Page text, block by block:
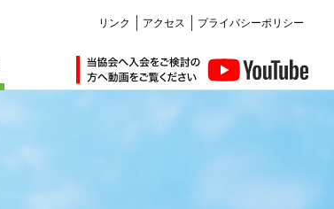
リンク アクセス プライバシーポリシー